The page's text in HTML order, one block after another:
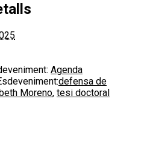
Agenda
defensa de
Moreno, tesi doctoral